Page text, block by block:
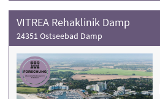
VITREA Rehaklinik Damp
24351 Ostseebad Damp